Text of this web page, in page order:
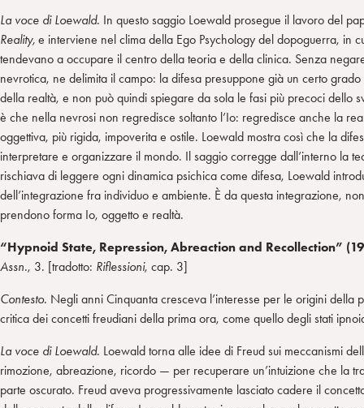
La voce di Loewald. In questo saggio Loewald prosegue il lavoro del
Reality, e interviene nel clima della Ego Psychology del dopoguerra, in
tendevano a occupare il centro della teoria e della clinica. Senza
nevrotica, ne delimita il campo: la difesa presuppone già un certo
della realtà, e non può quindi spiegare da sola le fasi più precoci dello
è che nella nevrosi non regredisce soltanto l’Io: regredisce anche la
oggettiva, più rigida, impoverita e ostile. Loewald mostra così che la
interpretare e organizzare il mondo. Il saggio corregge dall’interno la
rischiava di leggere ogni dinamica psichica come difesa, Loewald
dell’integrazione fra individuo e ambiente. È da questa integrazione,
prendono forma Io, oggetto e realtà.
“Hypnoid State, Repression, Abreaction and Recollection”
Assn., 3. [tradotto: Riflessioni, cap. 3]
Contesto. Negli anni Cinquanta cresceva l’interesse per le origini della
critica dei concetti freudiani della prima ora, come quello degli stati
La voce di Loewald. Loewald torna alle idee di Freud sui meccanismi
rimozione, abreazione, ricordo — per recuperare un’intuizione che la
parte oscurato. Freud aveva progressivamente lasciato cadere il